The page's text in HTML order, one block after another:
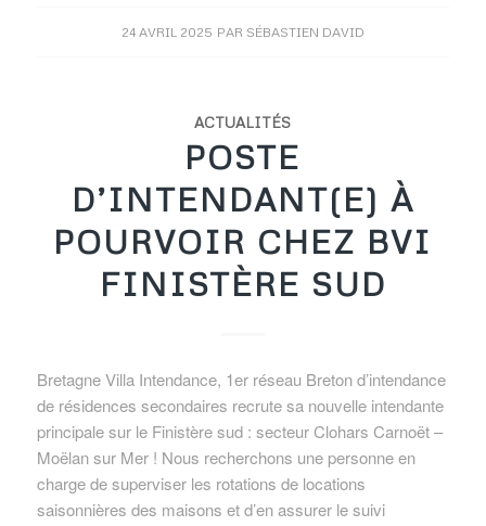
24 AVRIL 2025 PAR SÉBASTIEN DAVID
ACTUALITÉS
POSTE
D’INTENDANT(E) À
POURVOIR CHEZ BVI
FINISTÈRE SUD
Bretagne Villa Intendance, 1er réseau Breton d’intendance
de résidences secondaires recrute sa nouvelle intendante
principale sur le Finistère sud : secteur Clohars Carnoët –
Moëlan sur Mer ! Nous recherchons une personne en
charge de superviser les rotations de locations
saisonnières des maisons et d’en assurer le suivi